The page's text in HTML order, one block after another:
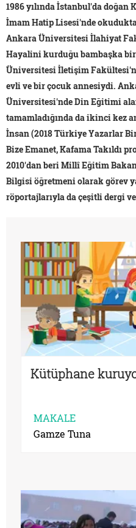
1986 yılında İstanbul'da doğan
İmam Hatip Lisesi'nde
Ankara Üniversitesi İlahiyat
Hayalini kurduğu bambaşka
Üniversitesi İletişim
evli ve bir çocuk annesiydi.
Üniversitesi'nde Din Eğitimi
tamamladığında da ikinci kez
İnsan (2018 Türkiye Yazarlar
Bize Emanet, Kafama Takıldı
2010'dan beri Millî Eğitim
Bilgisi öğretmeni olarak görev
röportajlarıyla da çeşitli dergi ve
Kütüphane
MAKALE
Gamze Tuna